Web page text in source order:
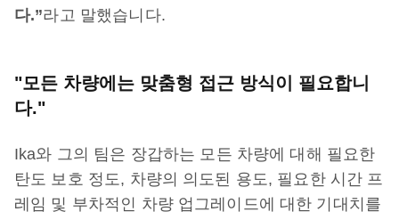
다.”라고 말했습니다.
"모든 차량에는 맞춤형 접근 방식이 필요합니
다."
Ika와 그의 팀은 장갑하는 모든 차량에 대해 필요한
탄도 보호 정도, 차량의 의도된 용도, 필요한 시간 프
레임 및 부차적인 차량 업그레이드에 대한 기대치를